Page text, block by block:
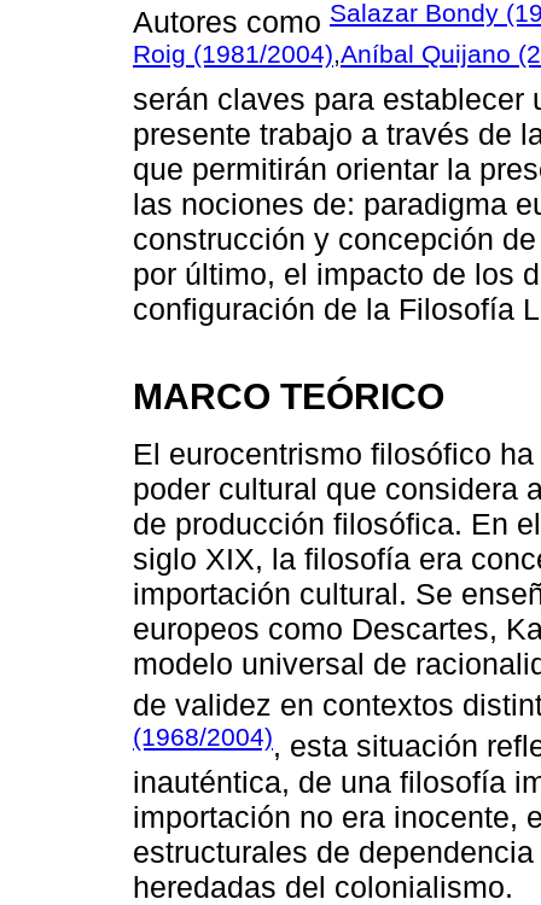
Autores como Salazar Bondy
Roig (1981/2004),Aníbal Quijano
serán claves para establecer
presente trabajo a través de
que permitirán orientar la
las nociones de: paradigma
construcción y concepción
por último, el impacto de los
configuración de la Filosofía
MARCO TEÓRICO
El eurocentrismo filosófico
poder cultural que considera
de producción filosófica. En
siglo XIX, la filosofía era
importación cultural. Se
europeos como Descartes,
modelo universal de
de validez en contextos
(1968/2004), esta situación
inauténtica, de una filosofía
importación no era inocente,
estructurales de
heredadas del colonialismo.